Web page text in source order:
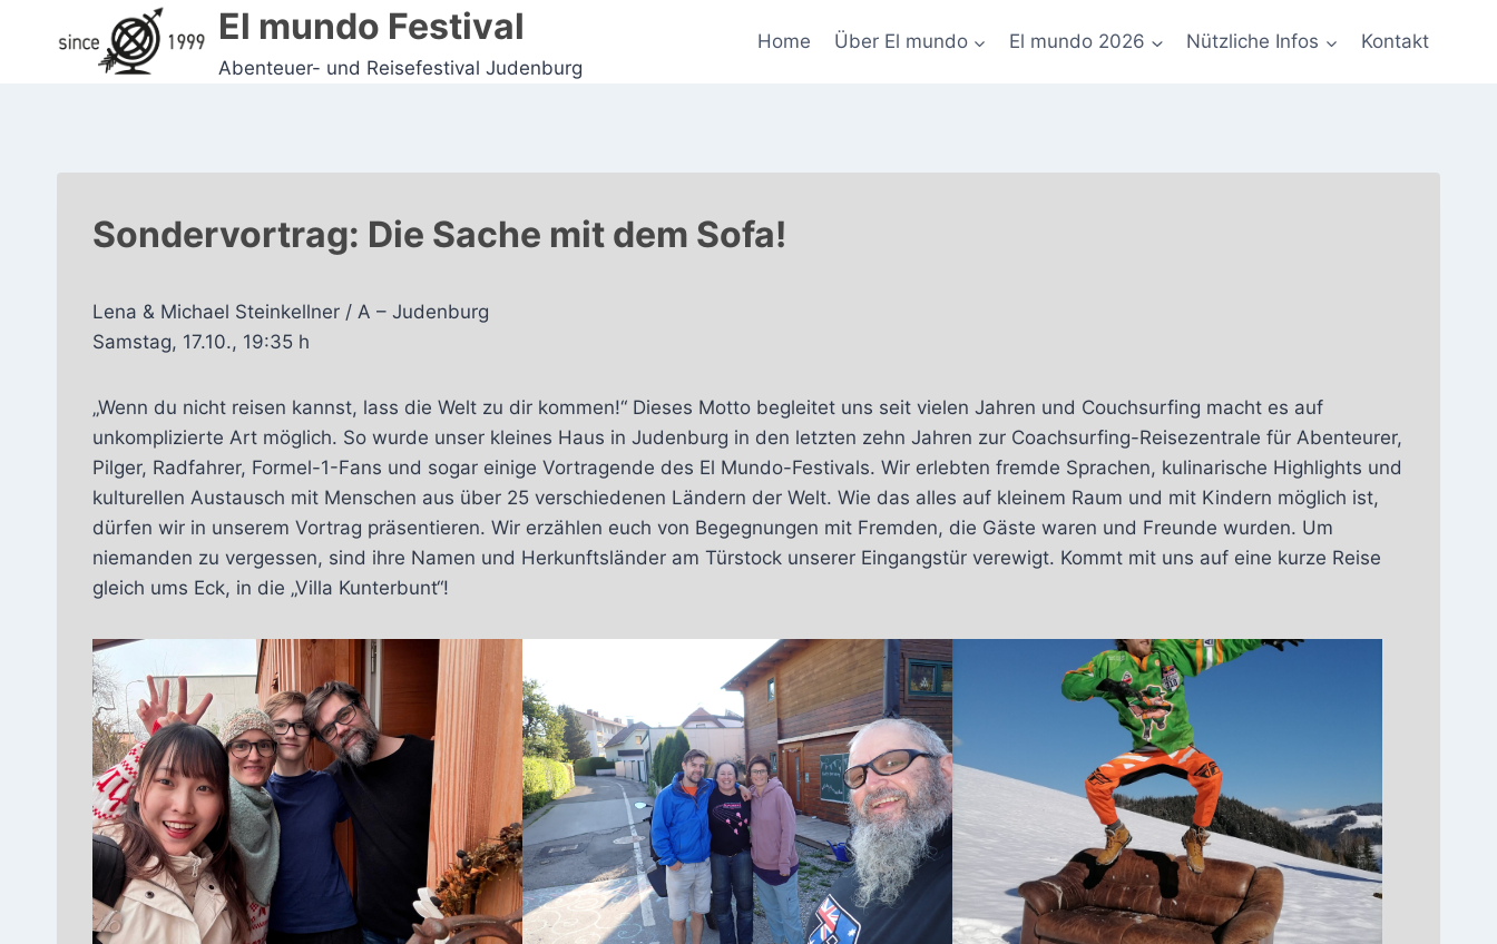
El mundo Festival
Abenteuer- und Reisefestival Judenburg
Home Über El mundo El mundo 2026 Nützliche Infos Kontakt
Sondervortrag: Die Sache mit dem Sofa!
Lena & Michael Steinkellner / A – Judenburg
Samstag, 17.10., 19:35 h
„Wenn du nicht reisen kannst, lass die Welt zu dir kommen!“ Dieses Motto begleitet uns seit vielen Jahren und Couchsurfing macht es auf
unkomplizierte Art möglich. So wurde unser kleines Haus in Judenburg in den letzten zehn Jahren zur Coachsurfing-Reisezentrale für Abenteurer,
Pilger, Radfahrer, Formel-1-Fans und sogar einige Vortragende des El Mundo-Festivals. Wir erlebten fremde Sprachen, kulinarische Highlights und
kulturellen Austausch mit Menschen aus über 25 verschiedenen Ländern der Welt. Wie das alles auf kleinem Raum und mit Kindern möglich ist,
dürfen wir in unserem Vortrag präsentieren. Wir erzählen euch von Begegnungen mit Fremden, die Gäste waren und Freunde wurden. Um
niemanden zu vergessen, sind ihre Namen und Herkunftsländer am Türstock unserer Eingangstür verewigt. Kommt mit uns auf eine kurze Reise
gleich ums Eck, in die „Villa Kunterbunt“!